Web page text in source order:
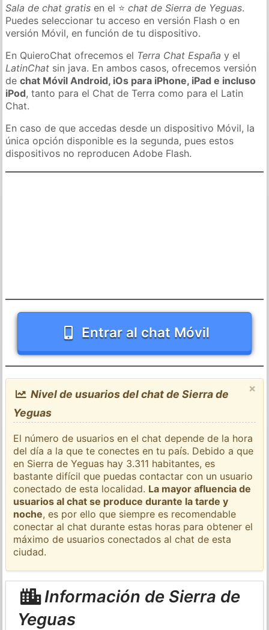
Sala de chat gratis en el ⭐chat de Sierra de Yeguas.
Puedes seleccionar tu acceso en versión Flash o en
versión Móvil, en función de tu dispositivo.
En QuieroChat ofrecemos el Terra Chat España y el
LatinChat sin java. En ambos casos, ofrecemos versión
dechat Móvil Android, iOs para iPhone, iPad e incluso
iPod, tanto para el Chat de Terra como para el Latin
Chat.
En caso de que accedas desde un dispositivo Móvil, la
única opción disponible es la segunda, pues estos
dispositivos no reproducen Adobe Flash.
Entrar al chat Móvil
×
Nivel de usuarios del chat de Sierra de
Yeguas
El número de usuarios en el chat depende de la hora
del día a la que te conectes en tu país. Debido a que
en Sierra de Yeguas hay 3.311 habitantes, es
bastante difícil que puedas contactar con un usuario
conectado de esta localidad. La mayor afluencia de
usuarios al chat se produce durante la tarde y
noche, es por ello que siempre es recomendable
conectar al chat durante estas horas para obtener el
máximo de usuarios conectados al chat de esta
ciudad.
Información de Sierra de
Yeguas